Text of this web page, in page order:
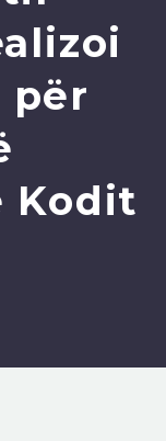
për
Kodit